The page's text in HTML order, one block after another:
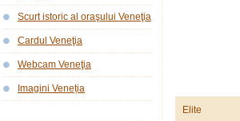
Elite
Scurt istoric al oraşului Veneţia
Cardul Veneţia
Webcam Veneţia
Imagini Veneția